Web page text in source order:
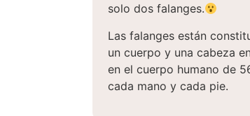
solo dos falanges.
Las falanges están
un cuerpo y una cabeza
en el cuerpo humano de
cada mano y cada pie.